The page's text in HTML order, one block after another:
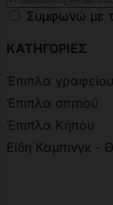
Συμφωνώ με
ΚΑΤΗΓΟΡΙΕΣ
Έπιπλα γραφείου
Έπιπλα σπιτιού
Έπιπλα Κήπου
Είδη Καμπινγκ -